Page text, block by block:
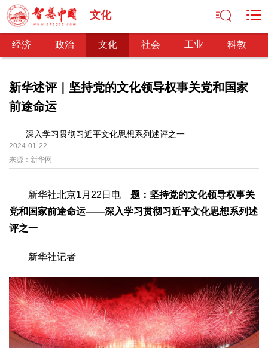
文化
经济 政治 文化 社会 工业 科教
经济
经济观察 产业纵横 区域经济 新锐视点
经济转型
深化改革 依法治国 司法公正 民主政治
观察思考
网文推荐
文化
中华文化 核心价值
社会
社会治理 社会保障 城乡发展 民生建设
工业
新华述评｜坚持党的文化领导权事关党和国家
前途命运
——深入学习贯彻习近平文化思想系列述评之一
2024-01-22
来源： 新华网
新华社北京1月22日电 题：坚持党的文化领导权事关
党和国家前途命运——深入学习贯彻习近平文化思想系列述
评之一
新华社记者